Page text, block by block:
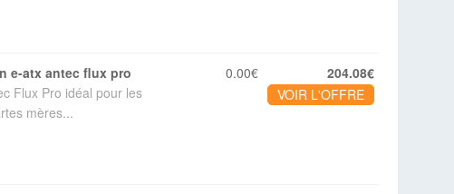
e-atx antec flux pro
Flux Pro idéal pour les
mères...
0.00€
204.08€
VOIR L'OFFRE